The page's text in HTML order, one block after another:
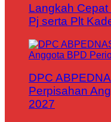
Langkah
Pj serta Plt
DPC
Perpisahan
2027